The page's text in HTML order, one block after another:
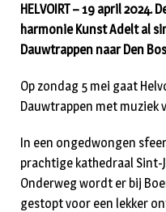
HELVOIRT – 19 april
harmonie Kunst Adelt al
Dauwtrappen naar Den
Op zondag 5 mei gaat
Dauwtrappen met muziek
In een ongedwongen
prachtige kathedraal Sint-
Onderweg wordt er bij
gestopt voor een lekker